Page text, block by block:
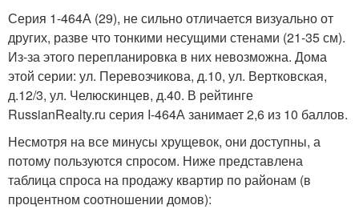
Серия 1-464А (29), не сильно отличается визуально от
других, разве что тонкими несущими стенами (21-35 см).
Из-за этого перепланировка в них невозможна. Дома
этой серии: ул. Перевозчикова, д.10, ул. Вертковская,
д.12/3, ул. Челюскинцев, д.40. В рейтинге
RussianRealty.ru серия I-464А занимает 2,6 из 10 баллов.
Несмотря на все минусы хрущевок, они доступны, а
потому пользуются спросом. Ниже представлена
таблица спроса на продажу квартир по районам (в
процентном соотношении домов):